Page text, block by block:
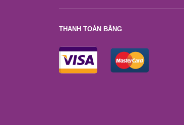
THANH TOÁN BẰNG